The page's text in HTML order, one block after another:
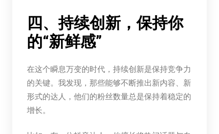
四、持续创新，保持你
的“新鲜感”
在这个瞬息万变的时代，持续创新是保持竞争力
的关键。我发现，那些能够不断推出新内容、新
形式的达人，他们的粉丝数量总是保持着稳定的
增长。